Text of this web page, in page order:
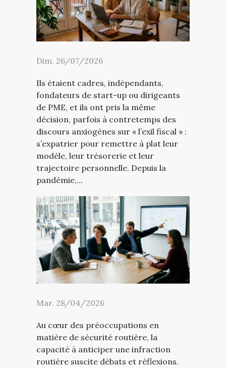
Dim. 26/07/2026
Ils étaient cadres, indépendants,
fondateurs de start-up ou dirigeants
de PME, et ils ont pris la même
décision, parfois à contretemps des
discours anxiogènes sur « l’exil fiscal » :
s’expatrier pour remettre à plat leur
modèle, leur trésorerie et leur
trajectoire personnelle. Depuis la
pandémie,...
Mar. 28/04/2026
Au cœur des préoccupations en
matière de sécurité routière, la
capacité à anticiper une infraction
routière suscite débats et réflexions.